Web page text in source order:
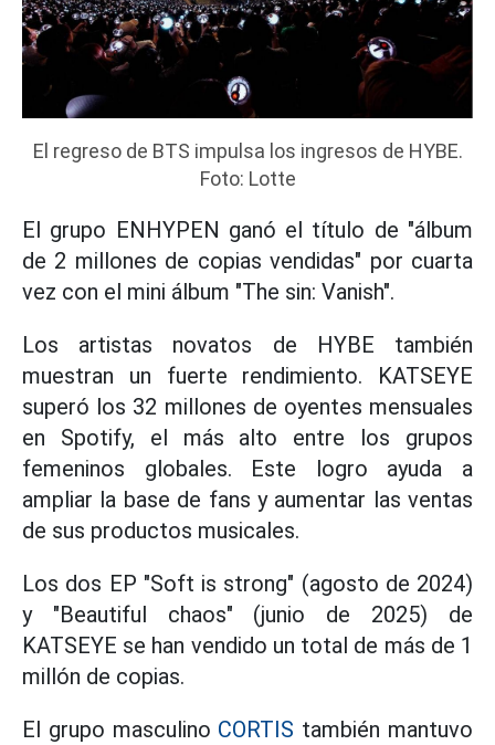
El regreso de BTS impulsa los ingresos de HYBE.
Foto: Lotte
El grupo ENHYPEN ganó el título de "álbum
de 2 millones de copias vendidas" por cuarta
vez con el mini álbum "The sin: Vanish".
Los artistas novatos de HYBE también
muestran un fuerte rendimiento. KATSEYE
superó los 32 millones de oyentes mensuales
en Spotify, el más alto entre los grupos
femeninos globales. Este logro ayuda a
ampliar la base de fans y aumentar las ventas
de sus productos musicales.
Los dos EP "Soft is strong" (agosto de 2024)
y "Beautiful chaos" (junio de 2025) de
KATSEYE se han vendido un total de más de 1
millón de copias.
El grupo masculino CORTIS también mantuvo